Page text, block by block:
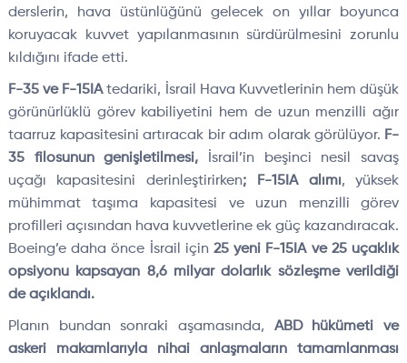
derslerin, hava üstünlüğünü gelecek on yıllar boyunca
koruyacak kuvvet yapılanmasının sürdürülmesini zorunlu
kıldığını ifade etti.
F-35 ve F-15IAtedariki, İsrail Hava Kuvvetlerinin hem düşük
görünürlüklü görev kabiliyetini hem de uzun menzilli ağır
taarruz kapasitesini artıracak bir adım olarak görülüyor. F-
35 filosunun genişletilmesi,
İsrail’in beşinci nesil savaş
uçağı kapasitesini derinleştirirken; F-15IA alımı, yüksek
mühimmat taşıma kapasitesi ve uzun menzilli görev
profilleri açısından hava kuvvetlerine ek güç kazandıracak.
Boeing’e daha önce İsrail için 25 yeni F-15IA ve 25 uçaklık
opsiyonu kapsayan 8,6 milyar dolarlık sözleşme verildiği
de açıklandı.
Planın bundan sonraki aşamasında, ABD hükümeti ve
askeri makamlarıyla nihai anlaşmaların tamamlanması